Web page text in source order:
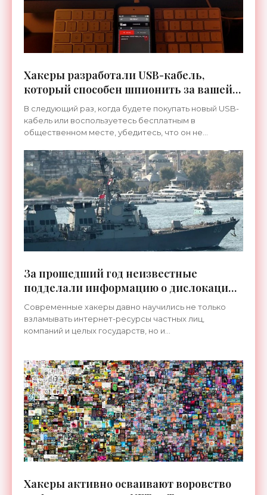
Хакеры разработали USB-кабель,
который способен шпионить за вашей
перепиской - «Технологии»
В следующий раз, когда будете покупать новый USB-
кабель или воспользуетесь бесплатным в
общественном месте, убедитесь, что он не
За прошедший год неизвестные
подделали информацию о дислокации
более 100 боевых кораблей -
«Технологии»
Современные хакеры давно научились не только
взламывать интернет-ресурсы частных лиц,
компаний и целых государств, но и
Хакеры активно осваивают воровство